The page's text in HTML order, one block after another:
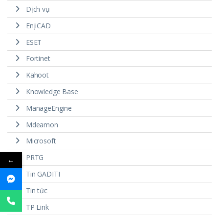
Dịch vụ
EnjiCAD
ESET
Fortinet
Kahoot
Knowledge Base
ManageEngine
Mdeamon
Microsoft
PRTG
Tin GADITI
Tin tức
TP Link
←